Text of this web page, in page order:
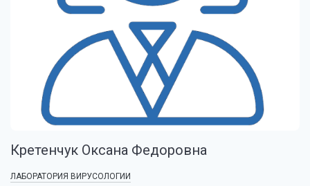
Кретенчук Оксана Федоровна
ЛАБОРАТОРИЯ ВИРУСОЛОГИИ